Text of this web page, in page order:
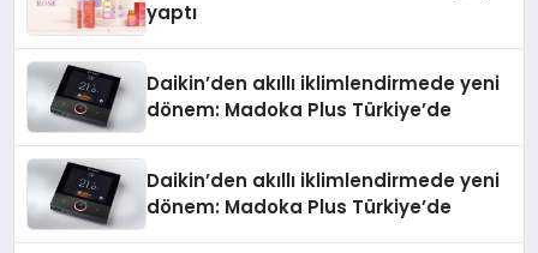
yaptı
Daikin’den akıllı iklimlendirmede yeni
dönem: Madoka Plus Türkiye’de
Daikin’den akıllı iklimlendirmede yeni
dönem: Madoka Plus Türkiye’de